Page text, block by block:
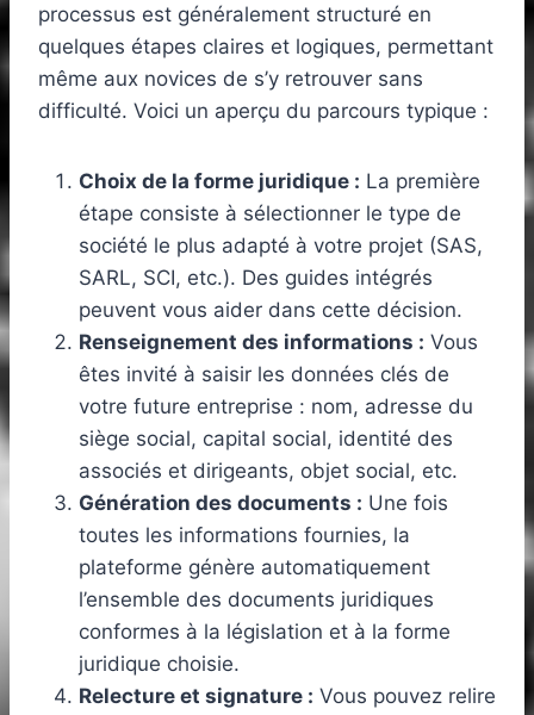
processus est généralement structuré en
quelques étapes claires et logiques, permettant
même aux novices de s’y retrouver sans
difficulté. Voici un aperçu du parcours typique :
Choix de la forme juridique : La première
étape consiste à sélectionner le type de
société le plus adapté à votre projet (SAS,
SARL, SCI, etc.). Des guides intégrés
peuvent vous aider dans cette décision.
Renseignement des informations : Vous
êtes invité à saisir les données clés de
votre future entreprise : nom, adresse du
siège social, capital social, identité des
associés et dirigeants, objet social, etc.
Génération des documents : Une fois
toutes les informations fournies, la
plateforme génère automatiquement
l’ensemble des documents juridiques
conformes à la législation et à la forme
juridique choisie.
Relecture et signature : Vous pouvez relire